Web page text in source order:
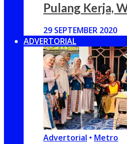
Pulang Kerja,
29 SEPTEMBER 2020
ADVERTORIAL
Advertorial • Metro